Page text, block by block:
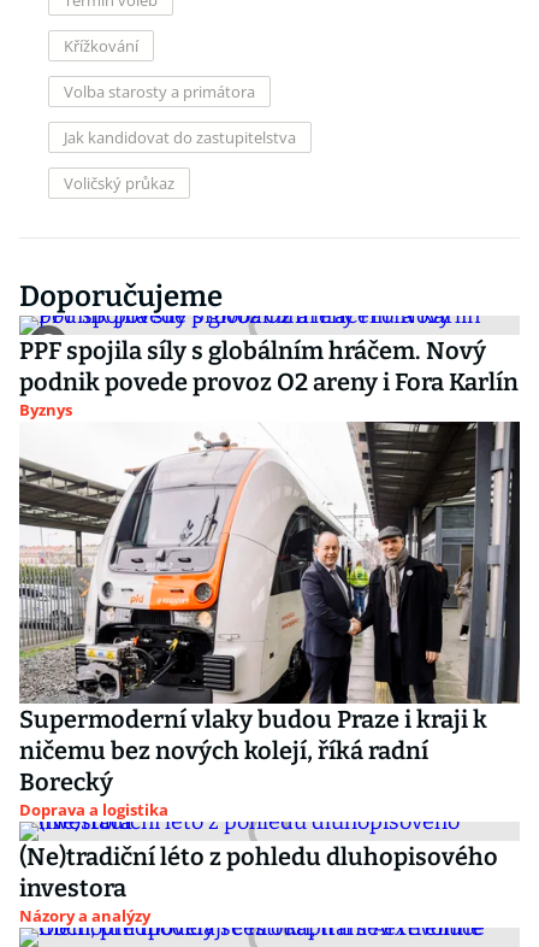
Křížkování
Volba starosty a primátora
Jak kandidovat do zastupitelstva
Voličský průkaz
Doporučujeme
PPF spojila síly s globálním hráčem. Nový
podnik povede provoz O2 areny i Fora Karlín
Byznys
Supermoderní vlaky budou Praze i kraji k
ničemu bez nových kolejí, říká radní
Borecký
Doprava a logistika
(Ne)tradiční léto z pohledu dluhopisového
investora
Názory a analýzy